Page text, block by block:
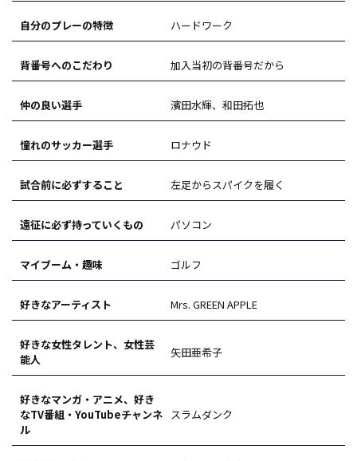
自分のプレーの特徴 ハードワーク
背番号へのこだわり 加入当初の背番号だから
仲の良い選手 濱田水輝、和田拓也
憧れのサッカー選手 ロナウド
試合前に必ずすること 左足からスパイクを履く
遠征に必ず持っていくもの パソコン
マイブーム・趣味 ゴルフ
好きなアーティスト Mrs. GREEN APPLE
好きな女性タレント、女性芸
能人
矢田亜希子
好きなマンガ・アニメ、好き
なTV番組・YouTubeチャンネ
ル
スラムダンク